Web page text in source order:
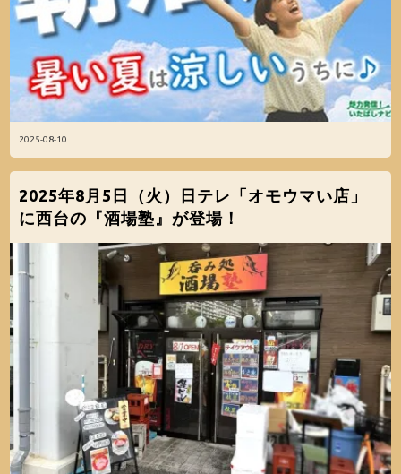
2025-08-10
2025年8月5日（火）日テレ「オモウマい店」
に西台の『酒場塾』が登場！